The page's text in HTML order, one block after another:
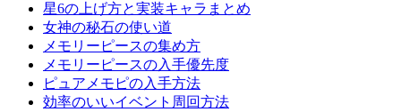
星6の上げ方と実装キャラまとめ
女神の秘石の使い道
メモリーピースの集め方
メモリーピースの入手優先度
ピュアメモピの入手方法
効率のいいイベント周回方法